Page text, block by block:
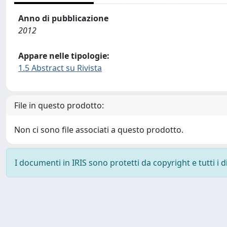
Anno di pubblicazione
2012
Appare nelle tipologie:
1.5 Abstract su Rivista
File in questo prodotto:
Non ci sono file associati a questo prodotto.
I documenti in IRIS sono protetti da copyright e tutti i